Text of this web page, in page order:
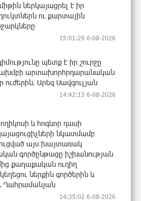
ներկայացրել է իր
ու քարտային
15:01:29 6-08-2026
պետք է իր շուրջը
արտախորհրդարանական
ուժերին. Արեգ Սավգուլյան
14:42:13 6-08-2026
և հոգևոր դասի
նկատմամբ
այս խայտառակ
գործընթացը իշխանության
քաղաքական ուղիղ
ներքին գործերին և
Ղահրամանյան
14:35:02 6-08-2026